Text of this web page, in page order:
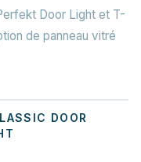
Door Light et T-
de panneau vitré
DOOR